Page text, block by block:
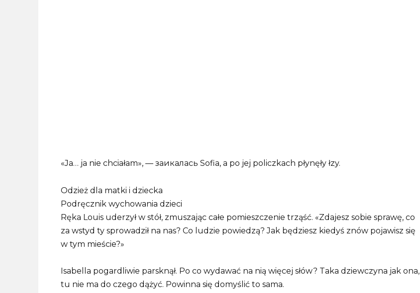
«Ja… ja nie chciałam», — заикалась Sofia, a po jej policzkach płynęły łzy.
Odzież dla matki i dziecka
Podręcznik wychowania dzieci
Ręka Louis uderzył w stół, zmuszając całe pomieszczenie trząść. «Zdajesz sobie sprawę, co
za wstyd ty sprowadził na nas? Co ludzie powiedzą? Jak będziesz kiedyś znów pojawisz się
w tym mieście?»
Isabella pogardliwie parsknął. Po co wydawać na nią więcej słów? Taka dziewczyna jak ona,
tu nie ma do czego dążyć. Powinna się domyślić to sama.